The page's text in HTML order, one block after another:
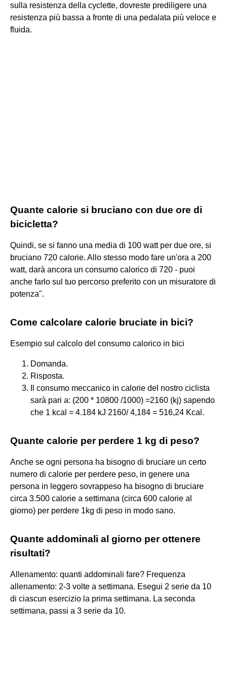
sulla resistenza della cyclette, dovreste prediligere una
resistenza più bassa a fronte di una pedalata più veloce e
fluida.
Quante calorie si bruciano con due ore di
bicicletta?
Quindi, se si fanno una media di 100 watt per due ore, si
bruciano 720 calorie. Allo stesso modo fare un'ora a 200
watt, darà ancora un consumo calorico di 720 - puoi
anche farlo sul tuo percorso preferito con un misuratore di
potenza".
Come calcolare calorie bruciate in bici?
Esempio sul calcolo del consumo calorico in bici
Domanda.
Risposta.
Il consumo meccanico in calorie del nostro ciclista
sarà pari a: (200 * 10800 /1000) =2160 (kj) sapendo
che 1 kcal = 4.184 kJ 2160/ 4,184 = 516,24 Kcal.
Quante calorie per perdere 1 kg di peso?
Anche se ogni persona ha bisogno di bruciare un certo
numero di calorie per perdere peso, in genere una
persona in leggero sovrappeso ha bisogno di bruciare
circa 3.500 calorie a settimana (circa 600 calorie al
giorno) per perdere 1kg di peso in modo sano.
Quante addominali al giorno per ottenere
risultati?
Allenamento: quanti addominali fare? Frequenza
allenamento: 2-3 volte a settimana. Esegui 2 serie da 10
di ciascun esercizio la prima settimana. La seconda
settimana, passi a 3 serie da 10.